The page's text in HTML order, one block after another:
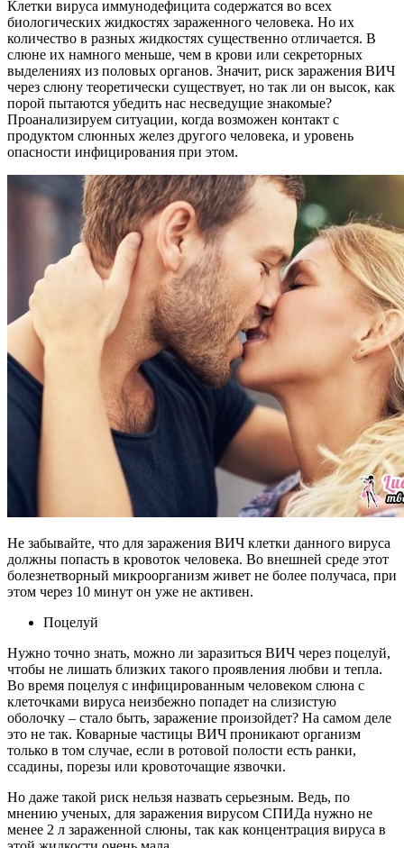
Клетки вируса иммунодефицита содержатся во всех
биологических жидкостях зараженного человека. Но их
количество в разных жидкостях существенно отличается. В
слюне их намного меньше, чем в крови или секреторных
выделениях из половых органов. Значит, риск заражения ВИЧ
через слюну теоретически существует, но так ли он высок, как
порой пытаются убедить нас несведущие знакомые?
Проанализируем ситуации, когда возможен контакт с
продуктом слюнных желез другого человека, и уровень
опасности инфицирования при этом.
Не забывайте, что для заражения ВИЧ клетки данного вируса
должны попасть в кровоток человека. Во внешней среде этот
болезнетворный микроорганизм живет не более получаса, при
этом через 10 минут он уже не активен.
Поцелуй
Нужно точно знать, можно ли заразиться ВИЧ через поцелуй,
чтобы не лишать близких такого проявления любви и тепла.
Во время поцелуя с инфицированным человеком слюна с
клеточками вируса неизбежно попадет на слизистую
оболочку – стало быть, заражение произойдет? На самом деле
это не так. Коварные частицы ВИЧ проникают организм
только в том случае, если в ротовой полости есть ранки,
ссадины, порезы или кровоточащие язвочки.
Но даже такой риск нельзя назвать серьезным. Ведь, по
мнению ученых, для заражения вирусом СПИДа нужно не
менее 2 л зараженной слюны, так как концентрация вируса в